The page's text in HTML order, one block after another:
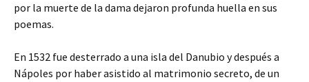
por la muerte de la dama dejaron profunda huella en sus
poemas.
En 1532 fue desterrado a una isla del Danubio y después a
Nápoles por haber asistido al matrimonio secreto, de un